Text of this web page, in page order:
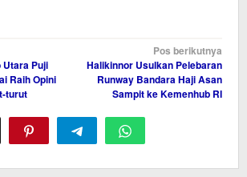
Utara Puji
Raih Opini
turut
Pos berikutnya
Halikinnor Usulkan Pelebaran
Runway Bandara Haji Asan
Sampit ke Kemenhub RI